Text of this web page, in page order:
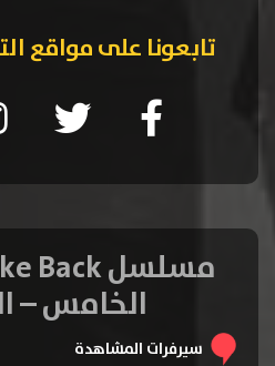
تابعونا على مواقع
الخامس –
سيرفرات المشاهدة